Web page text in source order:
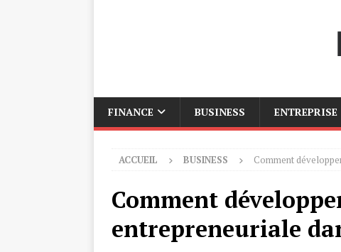
FINANCE BUSINESS ENTREPRISE
ACCUEIL BUSINESS Comment
Comment
entrepreneuriale